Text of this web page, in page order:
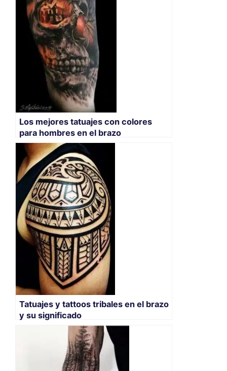
Los mejores tatuajes con colores
para hombres en el brazo
Tatuajes y tattoos tribales en el brazo
y su significado